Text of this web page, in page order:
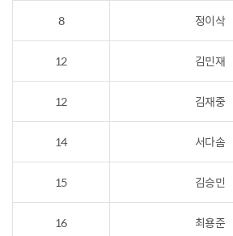
8 정이삭
12 김민재
12 김재중
14 서다솜
15 김승민
16 최용준